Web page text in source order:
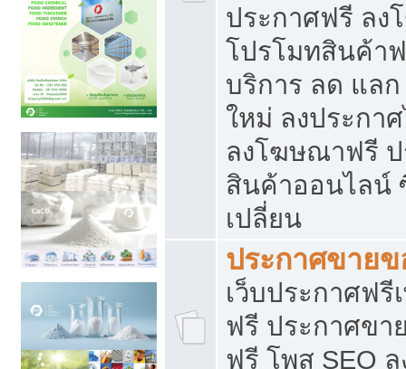
ประกาศฟรี ล
โปรโมทสินค้า
บริการ ลด แล
ใหม่ ลงประกา
ลงโฆษณาฟรี
สินค้าออนไลน์
เปลี่ยน
ประกาศขายข
เว็บประกาศฟรี
ฟรี ประกาศขา
ฟรี โพส SEO